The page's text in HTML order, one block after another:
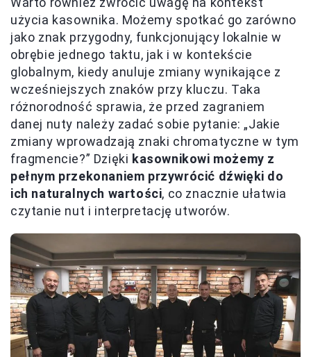
użycia kasownika. Możemy spotkać go zarówno
jako znak przygodny, funkcjonujący lokalnie w
obrębie jednego taktu, jak i w kontekście
globalnym, kiedy anuluje zmiany wynikające z
wcześniejszych znaków przy kluczu. Taka
różnorodność sprawia, że przed zagraniem
danej nuty należy zadać sobie pytanie: „Jakie
zmiany wprowadzają znaki chromatyczne w tym
fragmencie?” Dzięki kasownikowi możemy z
pełnym przekonaniem przywrócić dźwięki do
ich naturalnych wartości, co znacznie ułatwia
czytanie nut i interpretację utworów.